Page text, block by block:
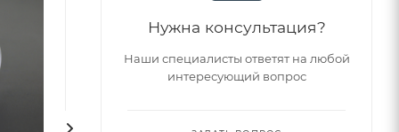
Нужна консультация?
Наши специалисты ответят на любой
интересующий вопрос